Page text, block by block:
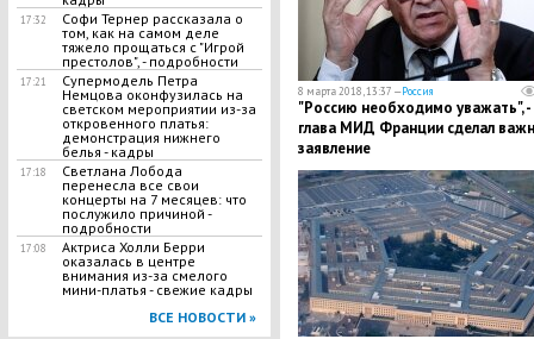
17:32
Софи Тернер рассказала о
том, как на самом деле
тяжело прощаться с "Игрой
престолов", - подробности
17:21
Супермодель Петра
Немцова оконфузилась на
светском мероприятии из-за
откровенного платья:
демонстрация нижнего
белья - кадры
17:18
Светлана Лобода
перенесла все свои
концерты на 7 месяцев: что
послужило причиной -
подробности
17:08
Актриса Холли Берри
оказалась в центре
внимания из-за смелого
мини-платья - свежие кадры
ВСЕ НОВОСТИ »
8 марта 2018, 13:37 —Россия
"Россию необходимо уважать", -
глава МИД Франции сделал
заявление